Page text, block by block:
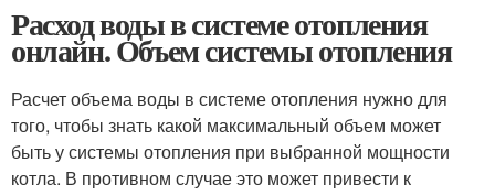
Расход воды в системе отопления
онлайн. Объем системы отопления
Расчет объема воды в системе отопления нужно для
того, чтобы знать какой максимальный объем может
быть у системы отопления при выбранной мощности
котла. В противном случае это может привести к